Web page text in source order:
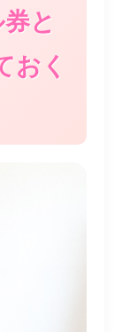
と
おく